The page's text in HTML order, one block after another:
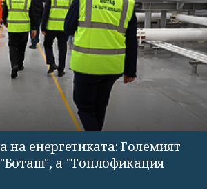
на енергетиката: Големият
а "Топлофикация